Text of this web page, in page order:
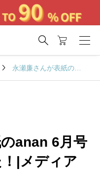


anan 6月号
|メディア